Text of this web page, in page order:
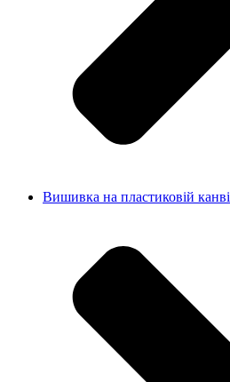
Вишивка на пластиковій канві